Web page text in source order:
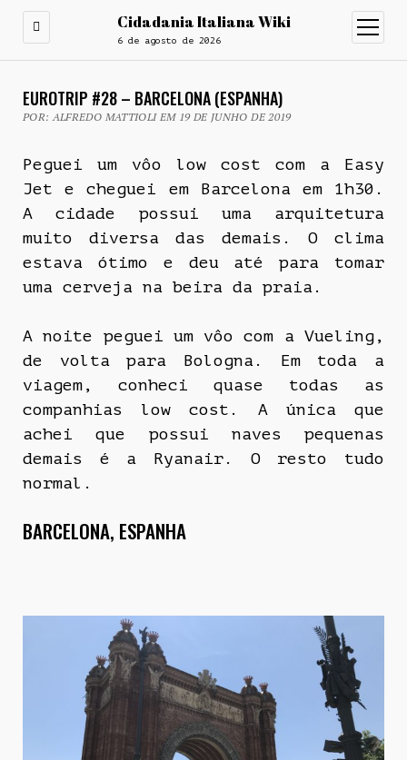
Cidadania Italiana Wiki
6 de agosto de 2026
open
menu
EUROTRIP #28 – BARCELONA (ESPANHA)
POR: ALFREDO MATTIOLI EM 19 DE JUNHO DE 2019
Peguei um vôo low cost com a Easy
Jet e cheguei em Barcelona em 1h30.
A cidade possui uma arquitetura
muito diversa das demais. O clima
estava ótimo e deu até para tomar
uma cerveja na beira da praia.
A noite peguei um vôo com a Vueling,
de volta para Bologna. Em toda a
viagem, conheci quase todas as
companhias low cost. A única que
achei que possui naves pequenas
demais é a Ryanair. O resto tudo
normal.
BARCELONA, ESPANHA